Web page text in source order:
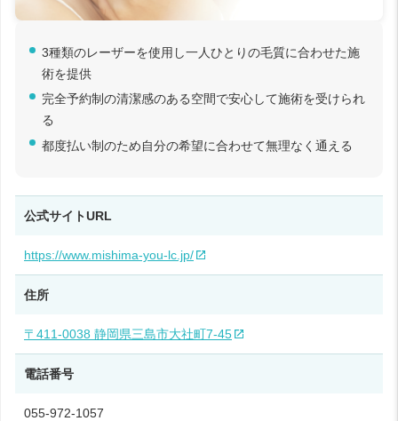
3種類のレーザーを使用し一人ひとりの毛質に合わせた施
術を提供
完全予約制の清潔感のある空間で安心して施術を受けられ
る
都度払い制のため自分の希望に合わせて無理なく通える
公式サイトURL
https://www.mishima-you-lc.jp/
住所
〒411-0038 静岡県三島市大社町7-45
電話番号
055-972-1057